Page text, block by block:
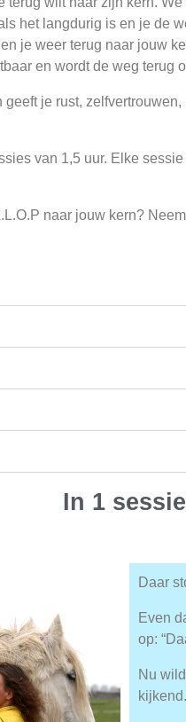
het langdurig is en je de
je weer terug naar jouw
en wordt de weg terug
je rust,
van 1,5 uur. Elke
naar jouw kern?
In 1
Daar
Even
op:
Nu